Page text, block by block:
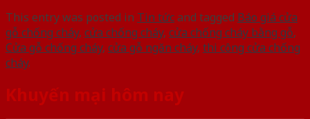
This entry was posted in Tin tứcand tagged Báo giá cửa
gỗ chống cháy, cửa chống cháy, cửa chống cháy bằng gỗ,
Cửa gỗ chống cháy, cửa gỗ ngăn cháy, thi công cửa chống
cháy.
Khuyến mại hôm nay